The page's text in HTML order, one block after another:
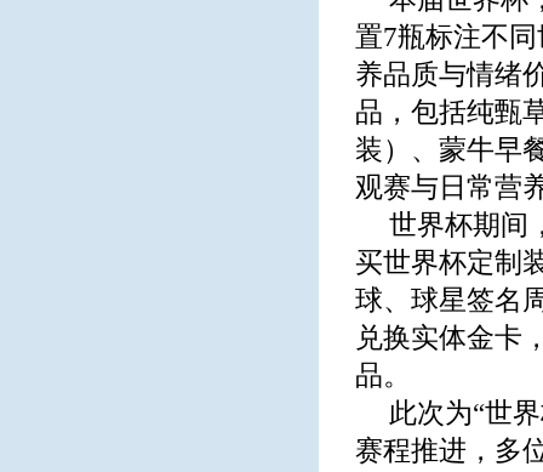
置7瓶标注不
养品质与情绪
品，包括纯甄
装）、蒙牛早
观赛与日常营
世界杯期间
买世界杯定制
球、球星签名
兑换实体金卡
品。
此次为“世
赛程推进，多